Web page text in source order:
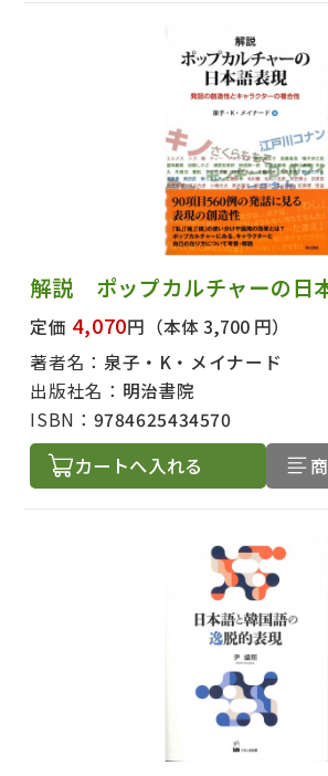
解説 ポップカルチャーの日
定価 4,070円 （本体 3,700 円）
著者名： 泉子・K・メイナード
出版社名： 明治書院
ISBN： 9784625434570
カートへ入れる